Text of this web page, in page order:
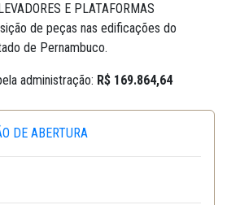
E PLATAFORMAS
de peças nas edificações do
de Pernambuco.
administração: R$ 169.864,64
DE ABERTURA